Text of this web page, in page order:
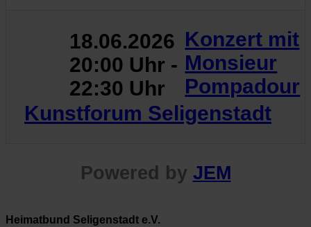
18.06.2026
20:00 Uhr -
22:30 Uhr
Konzert mit
Monsieur
Pompadour
Kunstforum Seligenstadt
Powered by JEM
Heimatbund Seligenstadt e.V.